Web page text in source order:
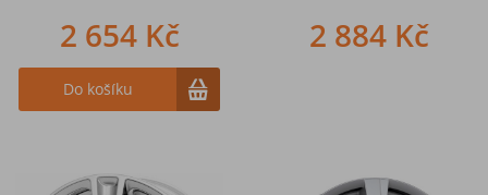
2 654 Kč
Do košíku
2 884 Kč